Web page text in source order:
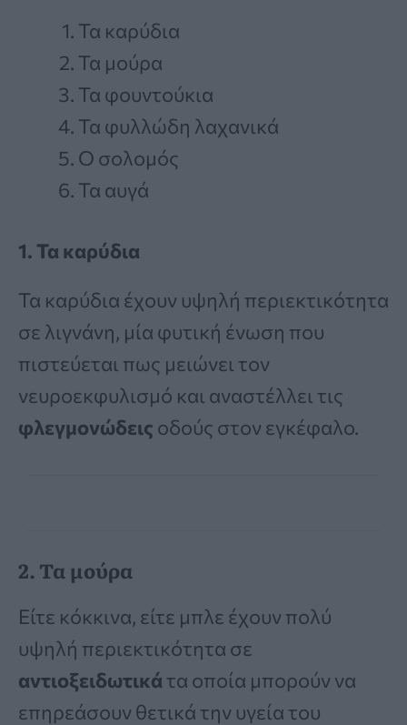
Τα καρύδια
Τα μούρα
Τα φουντούκια
Τα φυλλώδη λαχανικά
Ο σολομός
Τα αυγά
1. Τα καρύδια
Τα καρύδια έχουν υψηλή περιεκτικότητα
σε λιγνάνη, μία φυτική ένωση που
πιστεύεται πως μειώνει τον
νευροεκφυλισμό και αναστέλλει τις
φλεγμονώδεις οδούς στον εγκέφαλο.
2. Τα μούρα
Είτε κόκκινα, είτε μπλε έχουν πολύ
υψηλή περιεκτικότητα σε
αντιοξειδωτικά τα οποία μπορούν να
επηρεάσουν θετικά την υγεία του